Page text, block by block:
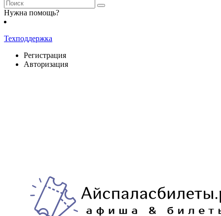
Нужна помощь?
Техподдержка
Регистрация
Авторизация